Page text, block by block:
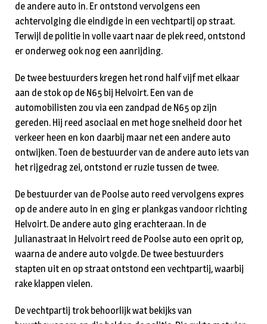
de andere auto in. Er ontstond vervolgens een
achtervolging die eindigde in een vechtpartij op straat.
Terwijl de politie in volle vaart naar de plek reed, ontstond
er onderweg ook nog een aanrijding.
De twee bestuurders kregen het rond half vijf met elkaar
aan de stok op de N65 bij Helvoirt. Een van de
automobilisten zou via een zandpad de N65 op zijn
gereden. Hij reed asociaal en met hoge snelheid door het
verkeer heen en kon daarbij maar net een andere auto
ontwijken. Toen de bestuurder van de andere auto iets van
het rijgedrag zei, ontstond er ruzie tussen de twee.
De bestuurder van de Poolse auto reed vervolgens expres
op de andere auto in en ging er plankgas vandoor richting
Helvoirt. De andere auto ging erachteraan. In de
Julianastraat in Helvoirt reed de Poolse auto een oprit op,
waarna de andere auto volgde. De twee bestuurders
stapten uit en op straat ontstond een vechtpartij, waarbij
rake klappen vielen.
De vechtpartij trok behoorlijk wat bekijks van